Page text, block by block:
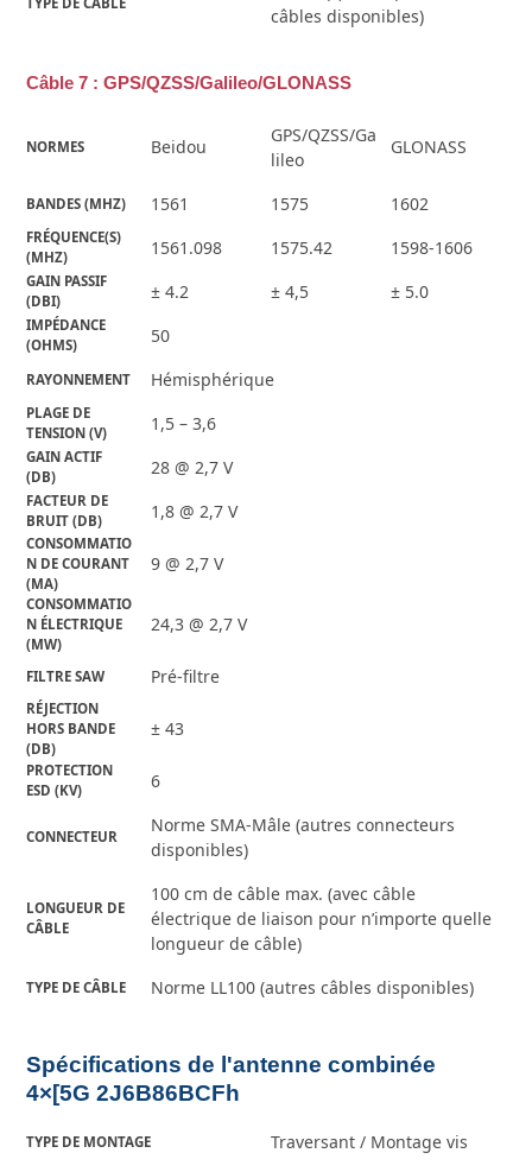
câbles disponibles)
Câble 7 : GPS/QZSS/Galileo/GLONASS
NORMES Beidou
GPS/QZSS/Ga
lileo
GLONASS
BANDES (MHZ) 1561 1575 1602
FRÉQUENCE(S)
(MHZ)
1561.098 1575.42 1598-1606
GAIN PASSIF
(DBI)
± 4.2 ± 4,5 ± 5.0
IMPÉDANCE
(OHMS)
50
RAYONNEMENT Hémisphérique
PLAGE DE
TENSION (V)
1,5 – 3,6
GAIN ACTIF
(DB)
28 @ 2,7 V
FACTEUR DE
BRUIT (DB)
1,8 @ 2,7 V
CONSOMMATIO
N DE COURANT
(MA)
9 @ 2,7 V
CONSOMMATIO
N ÉLECTRIQUE
(MW)
24,3 @ 2,7 V
FILTRE SAW Pré-filtre
RÉJECTION
HORS BANDE
(DB)
± 43
PROTECTION
ESD (KV)
6
CONNECTEUR
Norme SMA-Mâle (autres connecteurs
disponibles)
LONGUEUR DE
CÂBLE
100 cm de câble max. (avec câble
électrique de liaison pour n’importe quelle
longueur de câble)
TYPE DE CÂBLE Norme LL100 (autres câbles disponibles)
Spécifications de l'antenne combinée
4×[5G 2J6B86BCFh
TYPE DE MONTAGE Traversant / Montage vis